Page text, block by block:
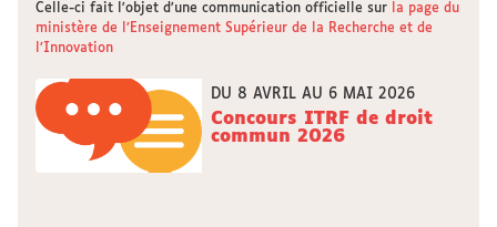
Celle-ci fait l'objet d'une communication officielle sur
la page du
ministère de l’Enseignement Supérieur de la Recherche et de
l’Innovation
DU 8 AVRIL AU 6 MAI 2026
Concours ITRF de droit
commun 2026